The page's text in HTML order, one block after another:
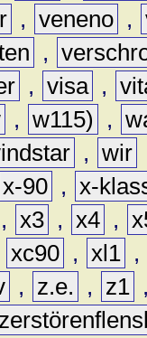
, veneno ,
,
, visa ,
, w115) ,
, wir
x-90 , x-
, x3 , x4 ,
xc90 , xl1 ,
, z.e. , z1